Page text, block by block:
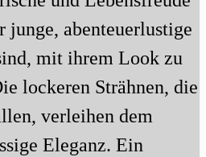
junge, abenteuerlustige
mit ihrem Look zu
lockeren Strähnen, die
verleihen dem
Eleganz. Ein